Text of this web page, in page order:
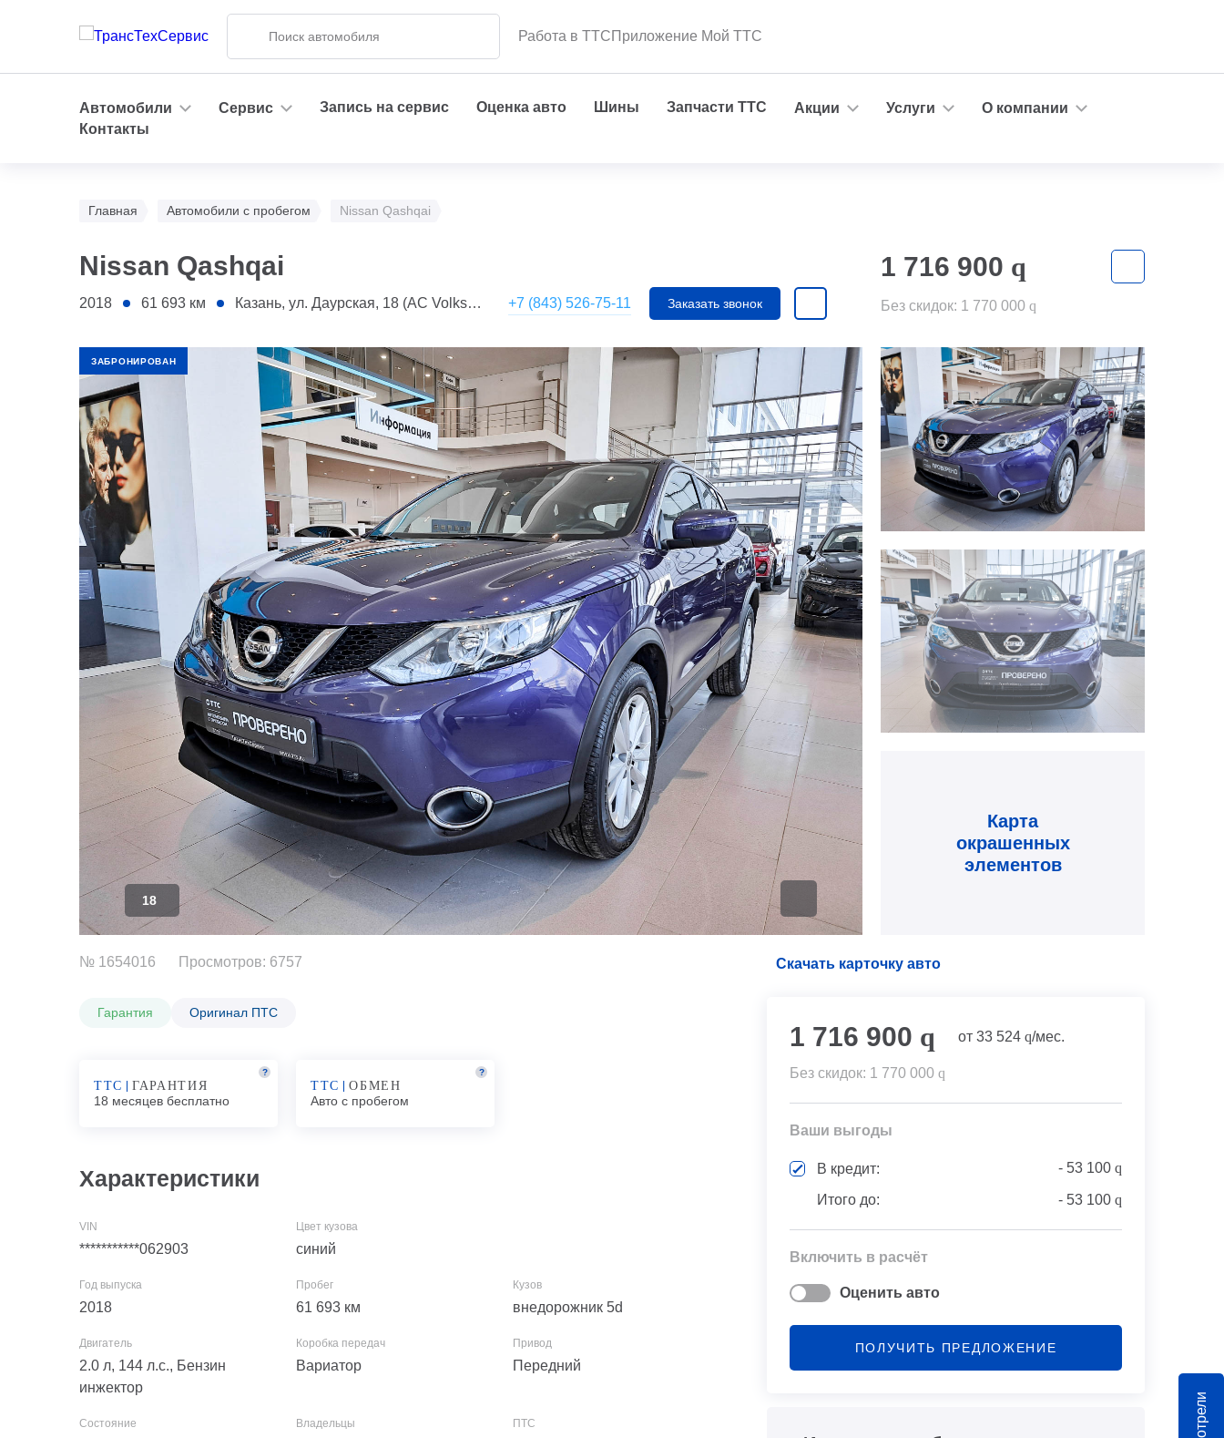
Работа в ТТСПриложение Мой ТТС
Автомобили Сервис Запись на сервис Оценка авто Шины Запчасти ТТС Акции Услуги
О компании
Контакты
Главная Автомобили с пробегом Nissan Qashqai
Nissan Qashqai
2018 61 693 км Казань, ул. Даурская, 18 (АС Volkswagen) +7 (843) 526-75-11 Заказать звонок
1 716 900 q
Без скидок: 1 770 000 q
ЗАБРОНИРОВАН
1 - Бампер передний
2 - Фара пер. левая
3 - Задний бампер
4 - Заднее левое крыло
5 - Переднее левое крыло
18
Карта
окрашенных
элементов
№ 1654016 Просмотров: 6757
Гарантия Оригинал ПТС
ТТС ГАРАНТИЯ
18 месяцев бесплатно
?
ТТС ОБМЕН
Авто с пробегом
?
Характеристики
***********062903 синий
2018 61 693 км внедорожник 5d
2.0 л, 144 л.с., Бензин
инжектор
Вариатор Передний
Скачать карточку авто
1 716 900 q от 33 524 q/мес.
Без скидок: 1 770 000 q
Ваши выгоды
В кредит: - 53 100 q
Итого до: - 53 100 q
Включить в расчёт
Оценить авто
ПОЛУЧИТЬ ПРЕДЛОЖЕНИЕ